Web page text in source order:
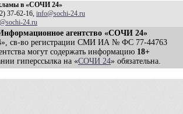
в «СОЧИ 24»
37-62-16, info@sochi-24.ru
24.ru
агентство «СОЧИ 24»
св-во регистрации СМИ ИА № ФС 77-44763
могут содержать информацию 18+
гиперссылка на «СОЧИ 24» обязательна.